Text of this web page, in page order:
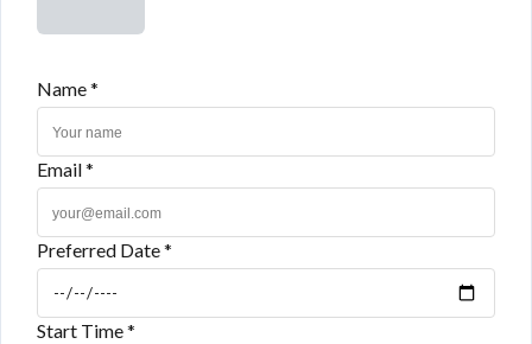
Name *
Email *
Preferred Date *
Start Time *